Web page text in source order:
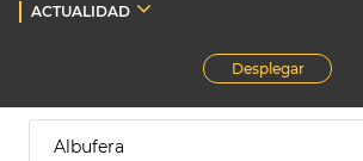
ACTUALIDAD
Desplegar
Albufera